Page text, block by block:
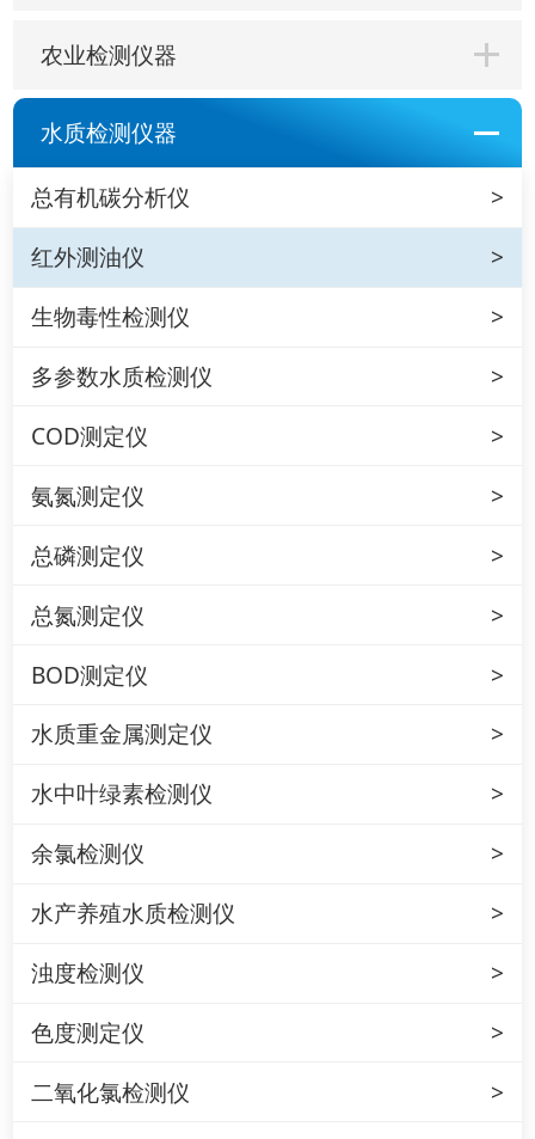
农业检测仪器
水质检测仪器
总有机碳分析仪
红外测油仪
生物毒性检测仪
多参数水质检测仪
COD测定仪
氨氮测定仪
总磷测定仪
总氮测定仪
BOD测定仪
水质重金属测定仪
水中叶绿素检测仪
余氯检测仪
水产养殖水质检测仪
浊度检测仪
色度测定仪
二氧化氯检测仪